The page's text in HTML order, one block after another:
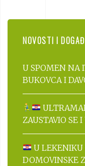
NOVOSTI I
U SPOMEN NA
BUKOVCA I
ZAUSTAVIO SE
U LEKENIKU
DOMOVINSKE